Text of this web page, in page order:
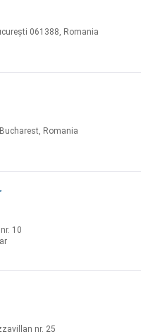
061388, Romania
Romania
10
nr. 25